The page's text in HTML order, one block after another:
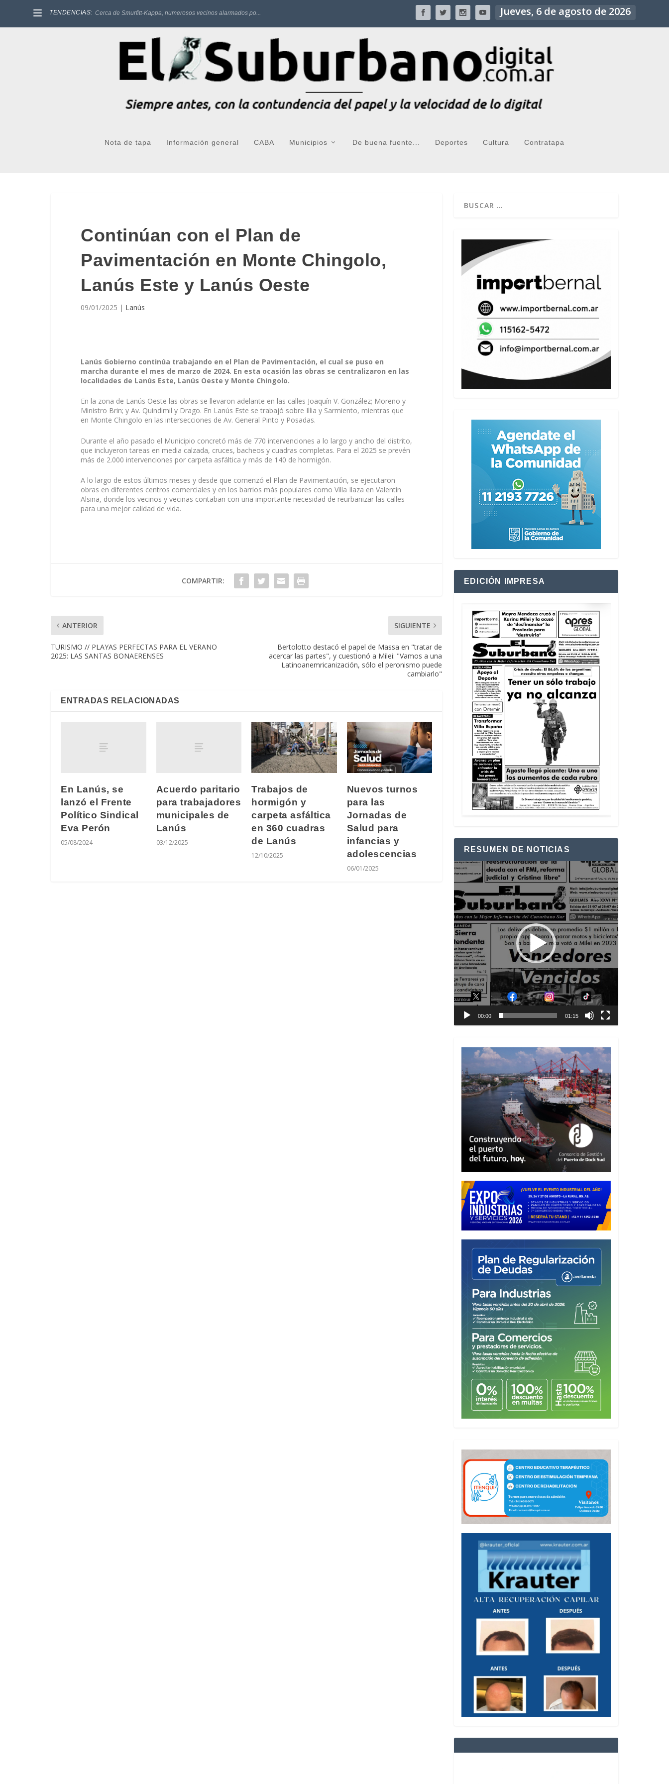
TENDENCIAS: Cerca de Smurfitt-Kappa, numerosos vecinos alarmados po... Jueves, 6 de agosto de 2026
Nota de tapa Información general CABA Municipios De buena fuente... Deportes Cultura Contratapa
Continúan con el Plan de
Pavimentación en Monte Chingolo,
Lanús Este y Lanús Oeste
09/01/2025 | Lanús
Lanús Gobierno continúa trabajando en el Plan de Pavimentación, el cual se puso en
marcha durante el mes de marzo de 2024. En esta ocasión las obras se centralizaron en las
localidades de Lanús Este, Lanús Oeste y Monte Chingolo.
En la zona de Lanús Oeste las obras se llevaron adelante en las calles Joaquín V. González; Moreno y
Ministro Brin; y Av. Quindimil y Drago. En Lanús Este se trabajó sobre Illia y Sarmiento, mientras que
en Monte Chingolo en las intersecciones de Av. General Pinto y Posadas.
Durante el año pasado el Municipio concretó más de 770 intervenciones a lo largo y ancho del distrito,
que incluyeron tareas en media calzada, cruces, bacheos y cuadras completas. Para el 2025 se prevén
más de 2.000 intervenciones por carpeta asfáltica y más de 140 de hormigón.
A lo largo de estos últimos meses y desde que comenzó el Plan de Pavimentación, se ejecutaron
obras en diferentes centros comerciales y en los barrios más populares como Villa Ilaza en Valentín
Alsina, donde los vecinos y vecinas contaban con una importante necesidad de reurbanizar las calles
para una mejor calidad de vida.
COMPARTIR:
ANTERIOR
TURISMO // PLAYAS PERFECTAS PARA EL VERANO
2025: LAS SANTAS BONAERENSES
SIGUIENTE
Bertolotto destacó el papel de Massa en "tratar de
acercar las partes", y cuestionó a Milei: "Vamos a una
Latinoanemricanización, sólo el peronismo puede
cambiarlo"
ENTRADAS RELACIONADAS
En Lanús, se
lanzó el Frente
Político Sindical
Eva Perón
05/08/2024
Acuerdo paritario
para trabajadores
municipales de
Lanús
03/12/2025
Trabajos de
hormigón y
carpeta asfáltica
en 360 cuadras
de Lanús
12/10/2025
Nuevos turnos
para las
Jornadas de
Salud para
infancias y
adolescencias
06/01/2025
EDICIÓN IMPRESA
RESUMEN DE NOTICIAS
Reproductor
de
vídeo
00:00 01:15